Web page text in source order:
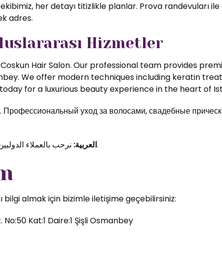
her detayı titizlikle planlar. Prova randevuları
adres.
Hizmetler
Hair Salon. Our professional team provides
We offer modern techniques including keratin
for a luxurious beauty experience in the heart of
уход за волосами, свадебные
العربية:نرحب بالعملاء الدوليين. خدمات تصفيف الشعر والمكياج الاحترافي في قلب اسطنبول.
almak için bizimle iletişime geçebilirsiniz:
Kat:1 Daire:1 Şişli Osmanbey